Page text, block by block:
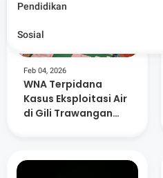
Feb 04, 2026
WNA Terpidana
Kasus Eksploitasi Air
di Gili Trawangan
Pendidikan
Sosial